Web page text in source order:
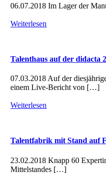
06.07.2018 Im Lager der
Weiterlesen
Talenthaus auf der didacta
07.03.2018 Auf der
einem Live-Bericht von […]
Weiterlesen
Talentfabrik mit Stand auf
23.02.2018 Knapp 60
Mittelstandes […]